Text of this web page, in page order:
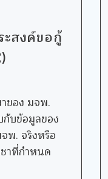
สงค์ขอกู้
ของ มจพ.
กับข้อมูลของ
พ. จริงหรือ
าที่กำหนด